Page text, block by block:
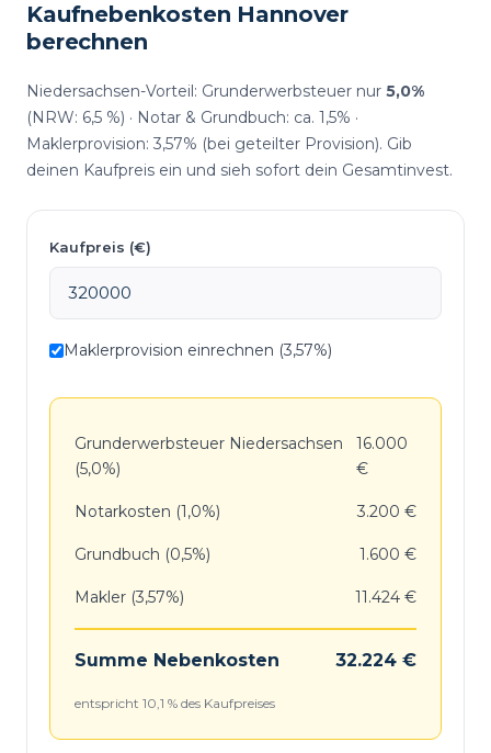
Kaufnebenkosten Hannover
berechnen
Niedersachsen-Vorteil: Grunderwerbsteuer nur 5,0%
(NRW: 6,5 %) · Notar & Grundbuch: ca. 1,5% ·
Maklerprovision: 3,57% (bei geteilter Provision). Gib
deinen Kaufpreis ein und sieh sofort dein Gesamtinvest.
Kaufpreis (€)
Maklerprovision einrechnen (3,57%)
Grunderwerbsteuer Niedersachsen
(5,0%)
16.000
€
Notarkosten (1,0%) 3.200 €
Grundbuch (0,5%) 1.600 €
Makler (3,57%) 11.424 €
Summe Nebenkosten 32.224 €
entspricht 10,1 % des Kaufpreises